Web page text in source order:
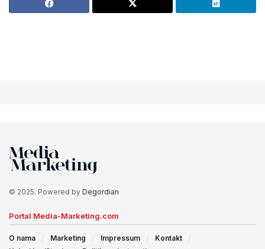
© 2025. Powered by Degordian
Portal Media-Marketing.com
O nama Marketing Impressum
Kontakt